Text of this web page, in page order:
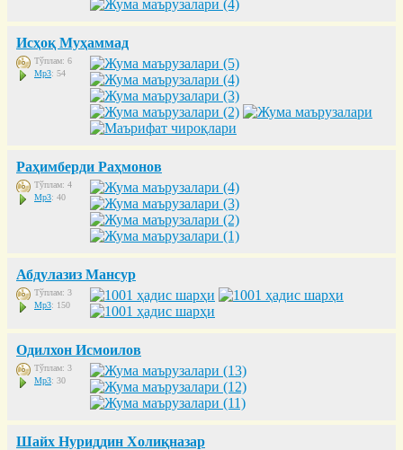
Исҳоқ Муҳаммад
Тўплам: 6
Mp3: 54
Раҳимберди Раҳмонов
Тўплам: 4
Mp3: 40
Абдулазиз Мансур
Тўплам: 3
Mp3: 150
Одилхон Исмоилов
Тўплам: 3
Mp3: 30
Шайх Нуриддин Холиқназар